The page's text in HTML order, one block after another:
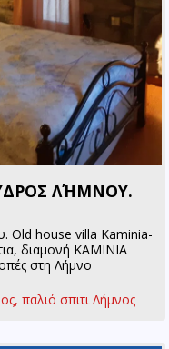
ΛΉΜΝΟΥ.
Old house villa Kaminia-
διαμονή ΚΑΜΙΝΙΑ
στη Λήμνο
παλιό σπιτι Λήμνος